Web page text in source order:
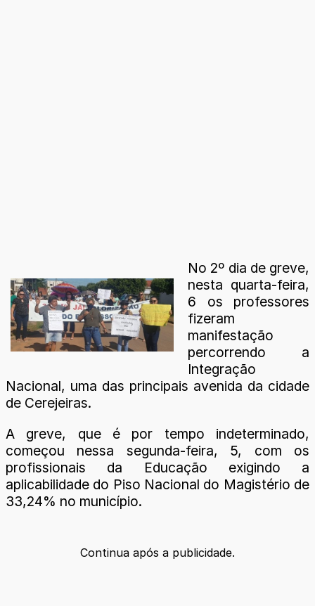
No 2º dia de greve,
nesta quarta-feira,
6 os professores
fizeram
manifestação
percorrendo a
Integração
Nacional, uma das principais avenida da cidade
de Cerejeiras.
A greve, que é por tempo indeterminado,
começou nessa segunda-feira, 5, com os
profissionais da Educação exigindo a
aplicabilidade do Piso Nacional do Magistério de
33,24% no município.
Continua após a publicidade.